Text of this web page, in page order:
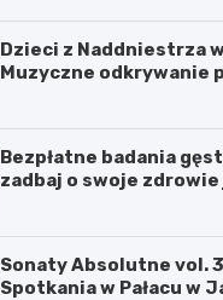
Dzieci z Naddniestrza
Muzyczne odkrywanie
Bezpłatne badania
zadbaj o swoje zdrowie
Sonaty Absolutne vol.
Spotkania w Pałacu w